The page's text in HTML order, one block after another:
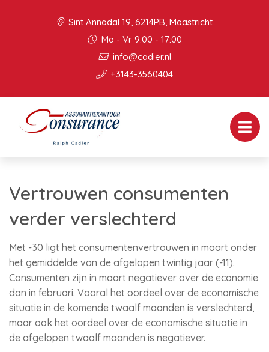
Sint Annadal 19, 6214PB, Maastricht
Ma - Vr 9:00 - 17:00
info@cadier.nl
+3143-3560404
Vertrouwen consumenten
verder verslechterd
Met -30 ligt het consumentenvertrouwen in maart onder
het gemiddelde van de afgelopen twintig jaar (-11).
Consumenten zijn in maart negatiever over de economie
dan in februari. Vooral het oordeel over de economische
situatie in de komende twaalf maanden is verslechterd,
maar ook het oordeel over de economische situatie in
de afgelopen twaalf maanden is negatiever.